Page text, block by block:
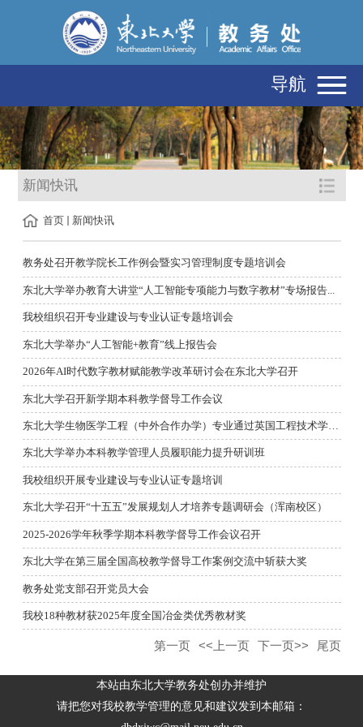
导航
新闻快讯
首页 新闻快讯
教务处召开教学院长工作例会暨实习管理制度专题培训会
东北大学举办教育大讲堂“人工智能专项能力与数字教材”专场报告...
我校组织召开专业建设与专业认证专题培训会
东北大学举办“人工智能+教育”线上报告会
2026年AI时代数字教材赋能教学改革研讨会在东北大学召开
东北大学召开新学期本科教学督导工作会议
东北大学生物医学工程（中外合作办学）专业通过英国工程技术学会...
东北大学举办本科教学管理人员履职能力提升研训班
我校组织开展专业建设与专业认证专题培训
东北大学召开“十五五”发展规划人才培养专题调研会（浑南校区）
2025-2026学年秋季学期本科教学督导工作会议召开
东北大学在第三届全国高校教学督导工作案例交流中斩获大奖
教务处党支部召开党员大会
我校18种教材获2025年度全国冶金类优秀教材奖
第一页 <<上一页 下一页>> 尾页
本站由东北大学教务处创办并维护
请把您对我校教学管理的意见和建议发到本邮箱：